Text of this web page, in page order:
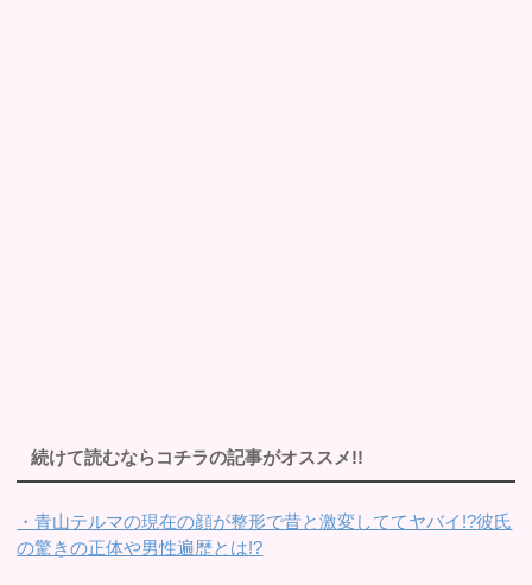
続けて読むならコチラの記事がオススメ!!
・青山テルマの現在の顔が整形で昔と激変しててヤバイ!?彼氏
の驚きの正体や男性遍歴とは!?